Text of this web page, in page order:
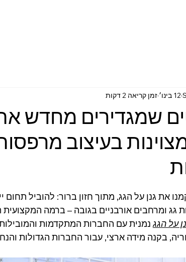
שמגדירים מחדש
בעיצוב מרפסות
12 בינו׳ זמן קריאה 2 דקות
2000 הקמנו את גנן על הגג, מתוך חזון ברור: להוביל
גג ומרחבים אורבניים בגובה – ברמה המקצועית
על הגג נמנית עם החברות המתקדמות
בקנה מידה ארצי, עבור החברות הגדולות